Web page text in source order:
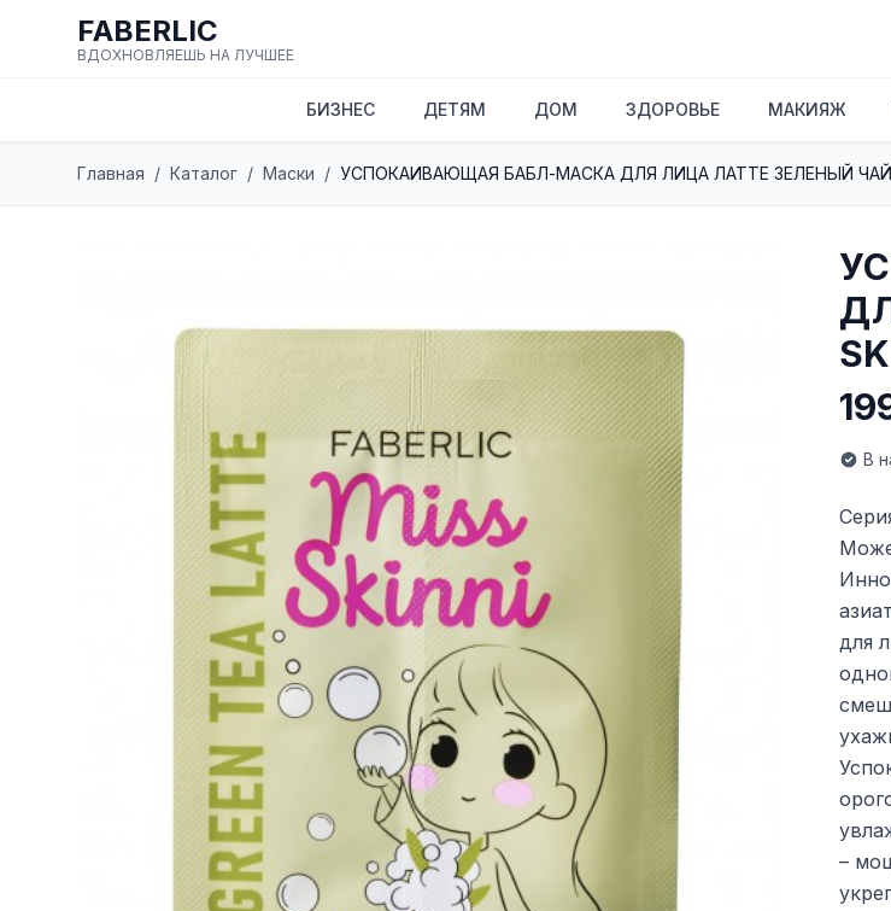
FABERLIC
ВДОХНОВЛЯЕШЬ НА ЛУЧШЕЕ
БИЗНЕС ДЕТЯМ ДОМ ЗДОРОВЬЕ МАКИЯЖ
Главная / Каталог / Маски / УСПОКАИВАЮЩАЯ БАБЛ-МАСКА ДЛЯ ЛИЦА ЛАТТЕ ЗЕЛЕНЫЙ ЧАЙ
В
для
–